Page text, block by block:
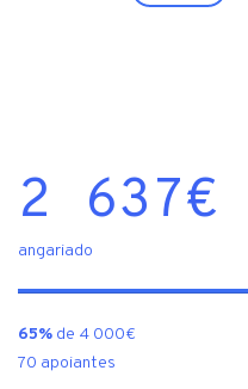
2 637€
angariado
65% de 4 000€
70 apoiantes